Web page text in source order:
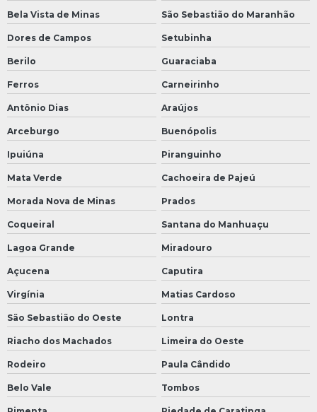
Bela Vista de Minas São Sebastião do Maranhão
Dores de Campos Setubinha
Berilo Guaraciaba
Ferros Carneirinho
Antônio Dias Araújos
Arceburgo Buenópolis
Ipuiúna Piranguinho
Mata Verde Cachoeira de Pajeú
Morada Nova de Minas Prados
Coqueiral Santana do Manhuaçu
Lagoa Grande Miradouro
Açucena Caputira
Virgínia Matias Cardoso
São Sebastião do Oeste Lontra
Riacho dos Machados Limeira do Oeste
Rodeiro Paula Cândido
Belo Vale Tombos